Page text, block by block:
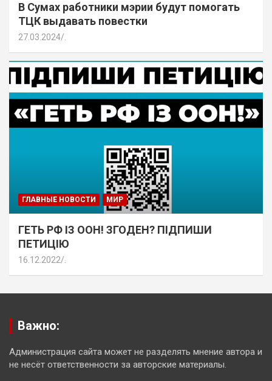
В Сумах работники мэрии будут помогать
ТЦК выдавать повестки
27.03.2024 .
ГЛАВНЫЕ НОВОСТИ МИР
ГЕТЬ РФ ІЗ ООН! ЗГОДЕН? ПІДПИШИ
ПЕТИЦІЮ
16.12.2022 .
Важно:
Администрация сайта может не разделять мнение автора и
не несёт ответственности за авторские материалы.